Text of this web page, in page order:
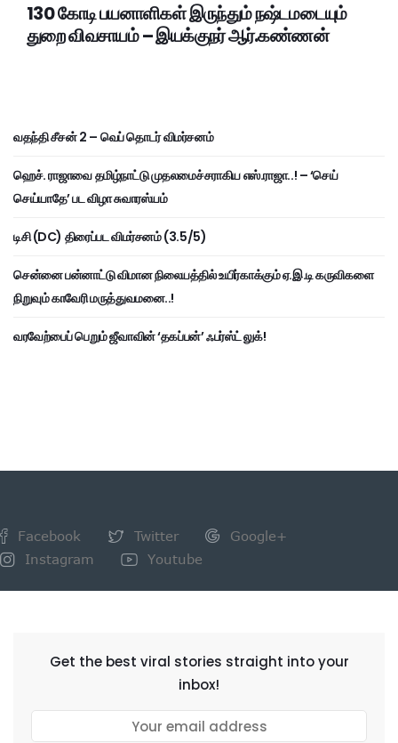
130 கோடி பயனாளிகள் இருந்தும் நஷ்டமடையும்
துறை விவசாயம் – இயக்குநர் ஆர்.கண்ணன்
வதந்தி சீசன் 2 – வெப் தொடர் விமர்சனம்
ஹெச். ராஜாவை தமிழ்நாட்டு முதலமைச்சராகிய எஸ்.ராஜா..! – ‘செய்
செய்யாதே’ பட விழா சுவாரஸ்யம்
டிசி (DC) திரைப்பட விமர்சனம் (3.5/5)
சென்னை பன்னாட்டு விமான நிலையத்தில் உயிர்காக்கும் ஏ.இ.டி கருவிகளை
நிறுவும் காவேரி மருத்துவமனை..!
வரவேற்பைப் பெறும் ஜீவாவின் ‘தகப்பன்’ ஃபர்ஸ்ட் லுக்!
Facebook Twitter
Google+
Instagram
Youtube
Get the best viral stories straight into your
inbox!